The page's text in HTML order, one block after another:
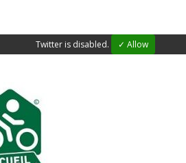
Twitter is disabled. ✓ Allow